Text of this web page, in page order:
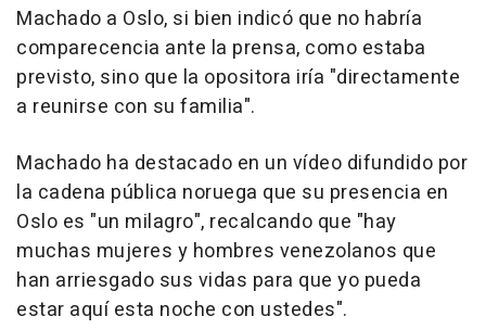
Machado a Oslo, si bien indicó que no habría
comparecencia ante la prensa, como estaba
previsto, sino que la opositora iría "directamente
a reunirse con su familia".
Machado ha destacado en un vídeo difundido por
la cadena pública noruega que su presencia en
Oslo es "un milagro", recalcando que "hay
muchas mujeres y hombres venezolanos que
han arriesgado sus vidas para que yo pueda
estar aquí esta noche con ustedes".